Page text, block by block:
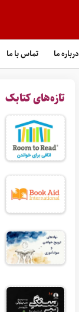
درباره ما تماس با ما
تازه‌های کتابک